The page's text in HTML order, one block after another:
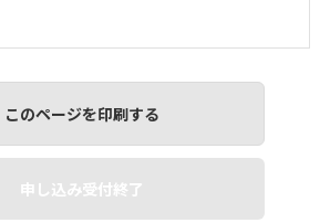
このページを印刷する
申し込み受付終了